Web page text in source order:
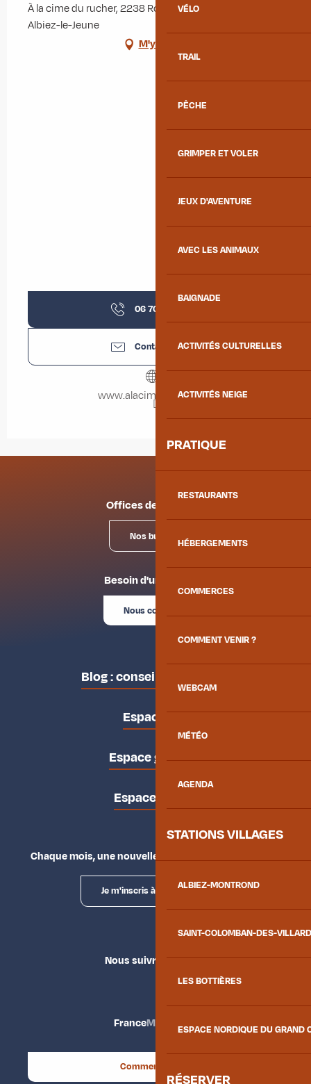
VÉLO
TRAIL
PÊCHE
GRIMPER ET VOLER
JEUX D'AVENTURE
AVEC LES ANIMAUX
BAIGNADE
ACTIVITÉS CULTURELLES
ACTIVITÉS NEIGE
PRATIQUE
RESTAURANTS
HÉBERGEMENTS
COMMERCES
COMMENT VENIR ?
WEBCAM
MÉTÉO
AGENDA
STATIONS VILLAGES
ALBIEZ-MONTROND
SAINT-COLOMBAN-DES-
LES BOTTIÈRES
ESPACE NORDIQUE DU GRAND
RÉSERVER
À la cime du rucher, 2238 Route de la Ville, 73300
Albiez-le-Jeune
M'y rendre
06 70 01 33
Contactez-nous
www.alacimedurucher.fr
Offices de tourisme
Nos bureaux
Besoin d'un conseil ?
Nous contacter
Blog : conseils des locaux
Espace pro
Espace groupes
Espace presse
Chaque mois, une nouvelle façon d'explorer la vallée.
Je m'inscris à la newsletter
Nous suivre
FranceMaurienne
Comment venir ?